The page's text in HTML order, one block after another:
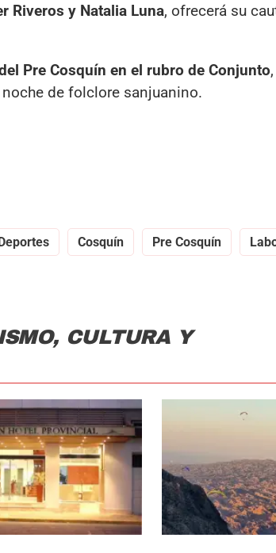
Riveros y Natalia Luna, ofrecerá su
Pre Cosquín en el rubro de Conjunto
de folclore sanjuanino.
Cosquín Pre Cosquín
CULTURA Y